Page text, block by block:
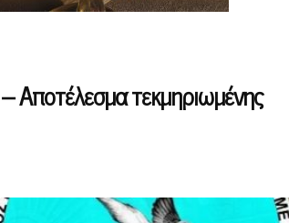
Αποτέλεσμα τεκμηριωμένης